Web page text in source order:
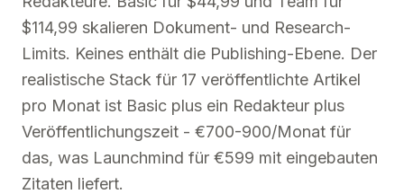
$114,99 skalieren Dokument- und Research-
Limits. Keines enthält die Publishing-Ebene. Der
realistische Stack für 17 veröffentlichte Artikel
pro Monat ist Basic plus ein Redakteur plus
Veröffentlichungszeit - €700-900/Monat für
das, was Launchmind für €599 mit eingebauten
Zitaten liefert.